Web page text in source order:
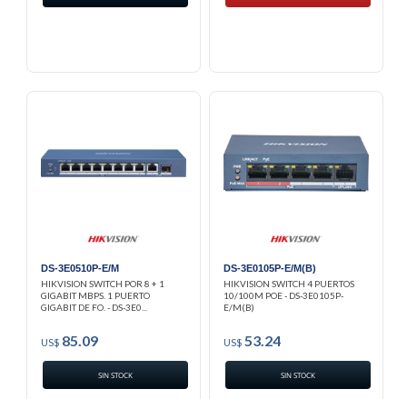
DS-3E0510P-E/M
HIKVISION SWITCH POR 8 + 1
GIGABIT MBPS. 1 PUERTO
GIGABIT DE FO. - DS-3E0...
US$ 85.09
SIN STOCK
DS-3E0105P-E/M(B)
HIKVISION SWITCH 4 PUERTOS
10/100M POE - DS-3E0105P-
E/M(B)
US$53.24
SIN STOCK